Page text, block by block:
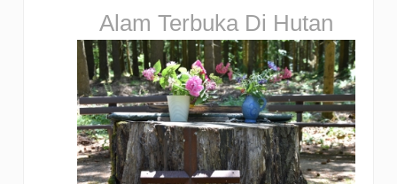
Alam Terbuka Di Hutan